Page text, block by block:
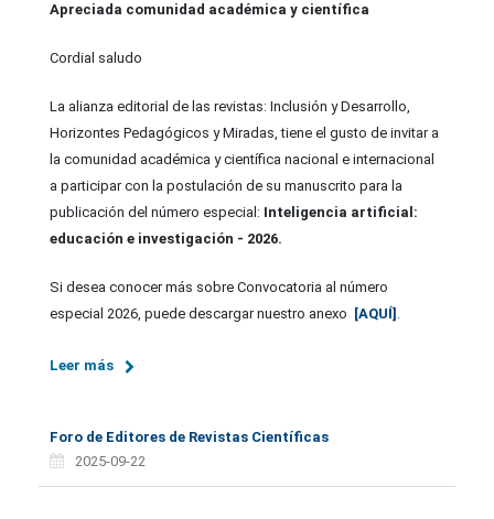
Apreciada comunidad académica y científica
Cordial saludo
La alianza editorial de las revistas: Inclusión y Desarrollo,
Horizontes Pedagógicos y Miradas, tiene el gusto de invitar a
la comunidad académica y científica nacional e internacional
a participar con la postulación de su manuscrito para la
publicación del número especial: Inteligencia artificial:
educación e investigación - 2026.
Si desea conocer más sobre Convocatoria al número
especial 2026, puede descargar nuestro anexo [AQUÍ] .
Leer más
Foro de Editores de Revistas Científicas
2025-09-22